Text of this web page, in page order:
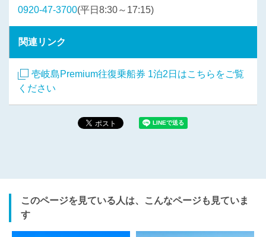
0920-47-3700(平日8:30～17:15)
関連リンク
壱岐島Premium往復乗船券 1泊2日はこちらをご覧
ください
このページを見ている人は、こんなページも見ていま
す